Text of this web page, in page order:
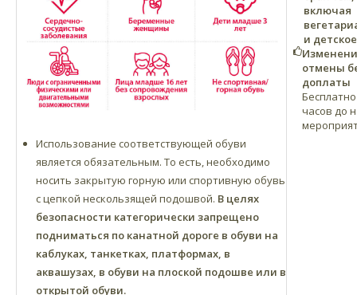
Использование соответствующей обуви
является обязательным. То есть, необходимо
носить закрытую горную или спортивную обувь
с цепкой нескользящей подошвой. В целях
безопасности категорически запрещено
подниматься по канатной дороге в обуви на
каблуках, танкетках, платформах, в
аквашузах, в обуви на плоской подошве или в
открытой обуви.
включая
и
отмены
доплаты
часов до